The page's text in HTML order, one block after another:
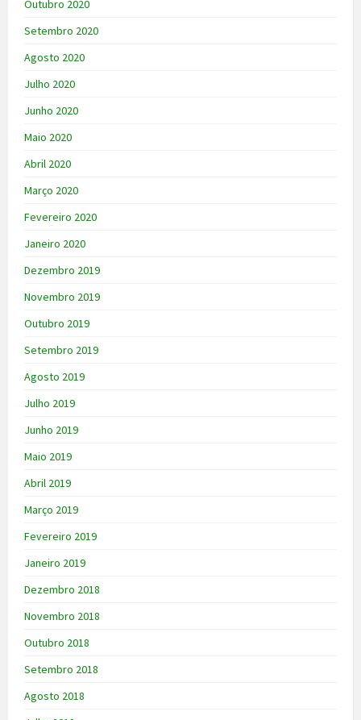
Outubro 2020
Setembro 2020
Agosto 2020
Julho 2020
Junho 2020
Maio 2020
Abril 2020
Março 2020
Fevereiro 2020
Janeiro 2020
Dezembro 2019
Novembro 2019
Outubro 2019
Setembro 2019
Agosto 2019
Julho 2019
Junho 2019
Maio 2019
Abril 2019
Março 2019
Fevereiro 2019
Janeiro 2019
Dezembro 2018
Novembro 2018
Outubro 2018
Setembro 2018
Agosto 2018